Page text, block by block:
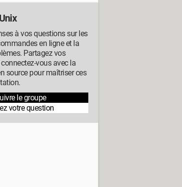
à vos questions sur les
en ligne et la
Partagez vos
vous avec la
source pour maîtriser ces
le groupe
votre question